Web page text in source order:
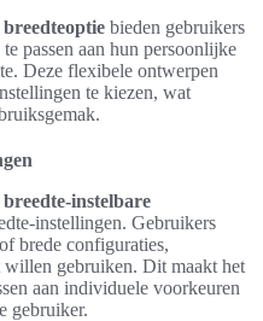
bieden gebruikers
passen aan hun persoonlijke
Deze flexibele ontwerpen
te kiezen, wat
breedte-instelbare
instellingen. Gebruikers
brede configuraties,
gebruiken. Dit maakt het
aan individuele voorkeuren
gebruiker.